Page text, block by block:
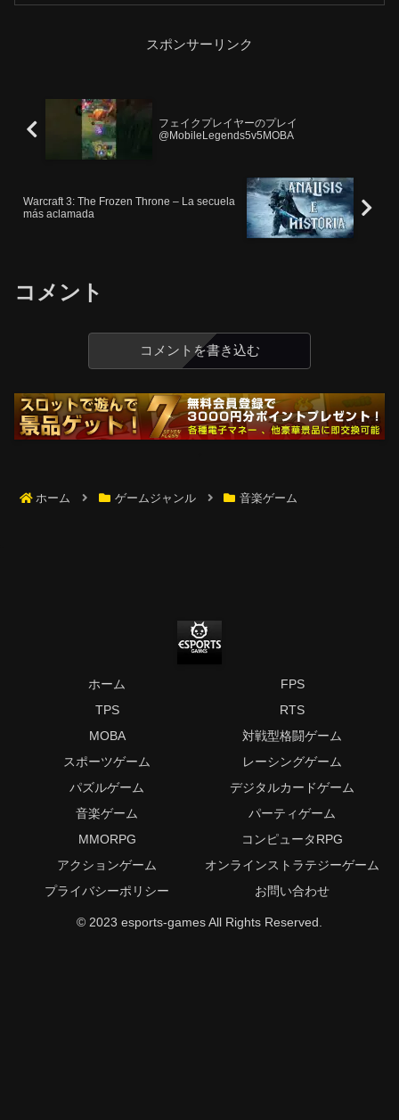
スポンサーリンク
フェイクプレイヤーのプレイ
@MobileLegends5v5MOBA
Warcraft 3: The Frozen Throne – La secuela
más aclamada
コメント
コメントを書き込む
ホーム ゲームジャンル 音楽ゲーム
ホーム
FPS
TPS
RTS
MOBA
対戦型格闘ゲーム
スポーツゲーム
レーシングゲーム
パズルゲーム
デジタルカードゲーム
音楽ゲーム
パーティゲーム
MMORPG
コンピュータRPG
アクションゲーム
オンラインストラテジーゲーム
プライバシーポリシー
お問い合わせ
© 2023 esports-games All Rights Reserved.